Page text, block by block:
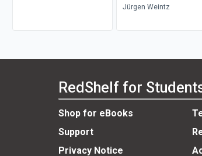
Jürgen Weintz
RedShelf for
Shop for eBooks
Support
Privacy Notice